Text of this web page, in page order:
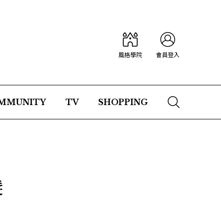
風格學院 會員登入
TV SHOPPING